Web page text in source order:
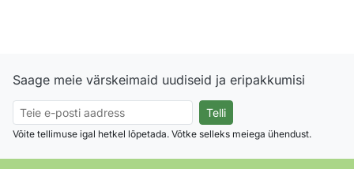
Saage meie värskeimaid uudiseid ja eripakkumisi
Võite tellimuse igal hetkel lõpetada. Võtke selleks meiega ühendust.